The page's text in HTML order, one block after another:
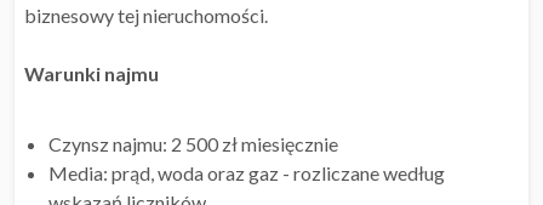
biznesowy tej nieruchomości.
Warunki najmu
Czynsz najmu: 2 500 zł miesięcznie
Media: prąd, woda oraz gaz - rozliczane według